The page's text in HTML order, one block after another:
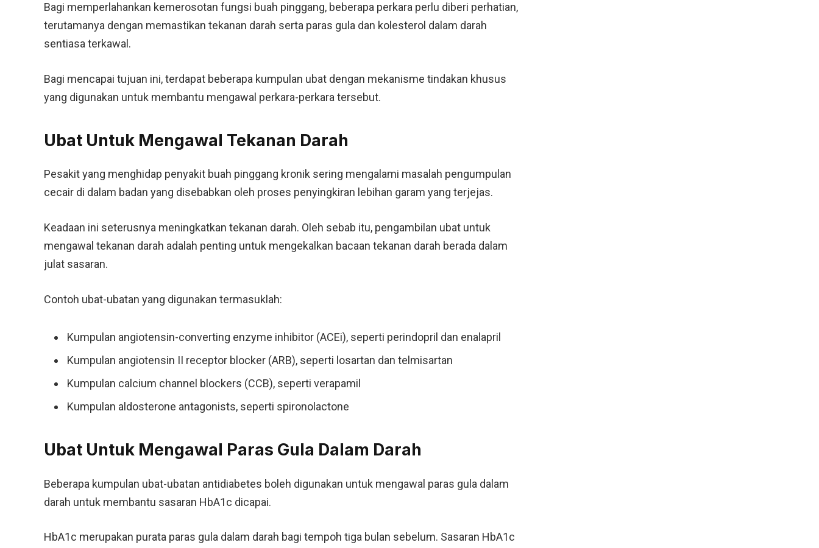
Bagi memperlahankan kemerosotan fungsi buah pinggang, beberapa perkara perlu diberi perhatian,
terutamanya dengan memastikan tekanan darah serta paras gula dan kolesterol dalam darah
sentiasa terkawal.
Bagi mencapai tujuan ini, terdapat beberapa kumpulan ubat dengan mekanisme tindakan khusus
yang digunakan untuk membantu mengawal perkara-perkara tersebut.
Ubat Untuk Mengawal Tekanan Darah
Pesakit yang menghidap penyakit buah pinggang kronik sering mengalami masalah pengumpulan
cecair di dalam badan yang disebabkan oleh proses penyingkiran lebihan garam yang terjejas.
Keadaan ini seterusnya meningkatkan tekanan darah. Oleh sebab itu, pengambilan ubat untuk
mengawal tekanan darah adalah penting untuk mengekalkan bacaan tekanan darah berada dalam
julat sasaran.
Contoh ubat-ubatan yang digunakan termasuklah:
Kumpulan angiotensin-converting enzyme inhibitor (ACEi), seperti perindopril dan enalapril
Kumpulan angiotensin II receptor blocker (ARB), seperti losartan dan telmisartan
Kumpulan calcium channel blockers (CCB), seperti verapamil
Kumpulan aldosterone antagonists, seperti spironolactone
Ubat Untuk Mengawal Paras Gula Dalam Darah
Beberapa kumpulan ubat-ubatan antidiabetes boleh digunakan untuk mengawal paras gula dalam
darah untuk membantu sasaran HbA1c dicapai.
HbA1c merupakan purata paras gula dalam darah bagi tempoh tiga bulan sebelum. Sasaran HbA1c